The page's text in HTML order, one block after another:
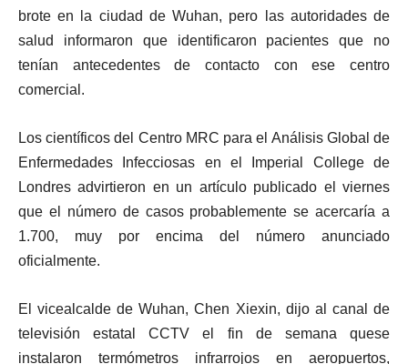
brote en la ciudad de Wuhan, pero las autoridades de
salud informaron que identificaron pacientes que no
tenían antecedentes de contacto con ese centro
comercial.
Los científicos del Centro MRC para el Análisis Global de
Enfermedades Infecciosas en el Imperial College de
Londres advirtieron en un artículo publicado el viernes
que el número de casos probablemente se acercaría a
1.700, muy por encima del número anunciado
oficialmente.
El vicealcalde de Wuhan, Chen Xiexin, dijo al canal de
televisión estatal CCTV el fin de semana quese
instalaron termómetros infrarrojos en aeropuertos,